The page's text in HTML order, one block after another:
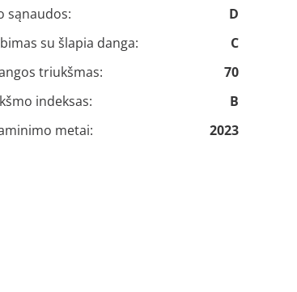
sąnaudos:
D
su šlapia danga:
C
triukšmas:
70
indeksas:
B
metai:
2023